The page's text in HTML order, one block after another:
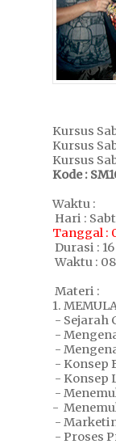
Kursus
Kursus
Kursus
Kode :
Waktu :
Hari :
Tanggal :
Durasi :
Waktu :
Materi :
1.
- Sejarah
-
-
- Konsep
- Konsep
-
-
-
- Proses